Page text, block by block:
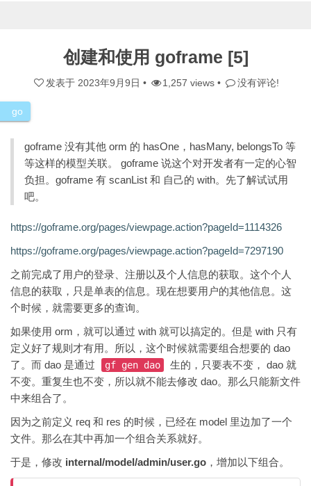
创建和使用 goframe [5]
发表于 2023年9月9日 • 1,257 views • 没有评论!
go
goframe 没有其他 orm 的 hasOne，hasMany, belongsTo 等
等这样的模型关联。 goframe 说这个对开发者有一定的心智
负担。goframe 有 scanList 和 自己的 with。先了解试试用
吧。
https://goframe.org/pages/viewpage.action?pageId=1114326
https://goframe.org/pages/viewpage.action?pageId=7297190
之前完成了用户的登录、注册以及个人信息的获取。这个个人
信息的获取，只是单表的信息。现在想要用户的其他信息。这
个时候，就需要更多的查询。
如果使用 orm，就可以通过 with 就可以搞定的。但是 with 只有
定义好了规则才有用。所以，这个时候就需要组合想要的 dao
了。而 dao 是通过
gf gen dao
生的，只要表不变， dao 就
不变。重复生也不变，所以就不能去修改 dao。那么只能新文件
中来组合了。
因为之前定义 req 和 res 的时候，已经在 model 里边加了一个
文件。那么在其中再加一个组合关系就好。
于是，修改 internal/model/admin/user.go ，增加以下组合。